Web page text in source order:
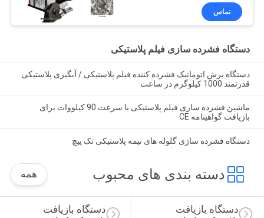
تماس
دستگاه فشرده سازی فیلم پلاستیکی
دستگاه برش اتوماتیک فشرده کننده فیلم پلاستیکی / آبگیری پلاستیکی
قدرتمند 1000 کیلوگرم در ساعت
ماشین فشرده سازی فیلم پلاستیکی با سرعت 90 کیلووات برای
بازیافت گواهینامه CE
دستگاه فشرده سازی گلوله های نیمه پلاستیکی تک پیچ
دسته بندی های محبوب همه
دستگاه بازیافت
دستگاه بازیافت